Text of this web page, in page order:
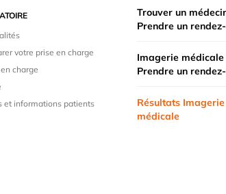
votre prise en charge
charge
et informations patients
Trouver un
Prendre un
Imagerie médicale
Prendre un
Résultats Imagerie
médicale